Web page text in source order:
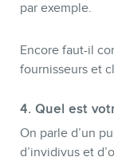
par exemple.
Encore faut-il
fournisseurs et
4. Quel est
On parle d’un
d’invidivus et